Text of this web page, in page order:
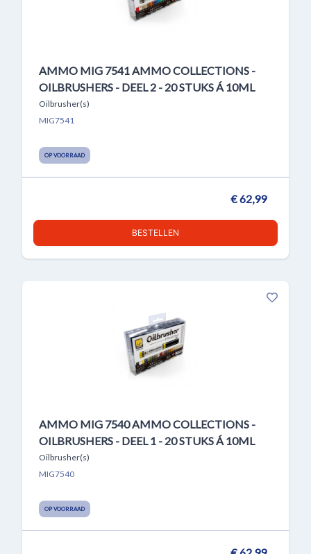
AMMO MIG 7541 AMMO COLLECTIONS -
OILBRUSHERS - DEEL 2 - 20 STUKS Á 10ML
Oilbrusher(s)
MIG7541
OP VOORRAAD
€ 62,99
BESTELLEN
AMMO MIG 7540 AMMO COLLECTIONS -
OILBRUSHERS - DEEL 1 - 20 STUKS Á 10ML
Oilbrusher(s)
MIG7540
OP VOORRAAD